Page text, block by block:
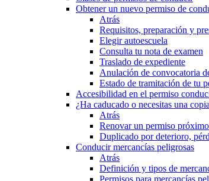
Obtener un nuevo permiso de
Atrás
Requisitos, preparación y
Elegir autoescuela
Consulta tu nota de examen
Traslado de expediente
Anulación de convocatoria
Estado de tramitación de tu
Accesibilidad en el permiso
¿Ha caducado o necesitas una
Atrás
Renovar un permiso
Duplicado por deterioro,
Conducir mercancías peligrosas
Atrás
Definición y tipos de